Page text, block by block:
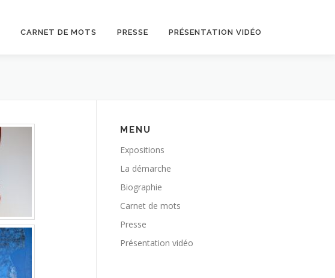
CARNET DE MOTS PRESSE PRÉSENTATION VIDÉO
MENU
Expositions
La démarche
Biographie
Carnet de mots
Presse
Présentation vidéo